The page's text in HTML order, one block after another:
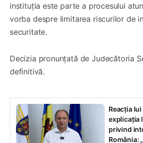
instituția este parte a procesului
vorba despre limitarea riscurilor de
securitate.
Decizia pronunțată de Judecătoria
definitivă.
Reacția
explicația
privind
România: